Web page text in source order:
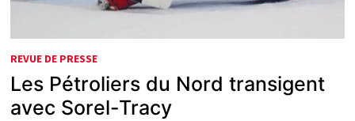
REVUE DE PRESSE
Les Pétroliers du Nord transigent
avec Sorel-Tracy